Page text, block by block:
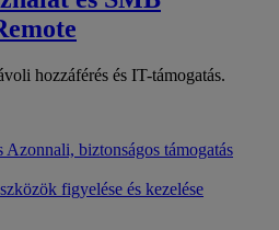
hozzáférés és IT-támogatás.
Azonnali, biztonságos támogatás
figyelése és kezelése